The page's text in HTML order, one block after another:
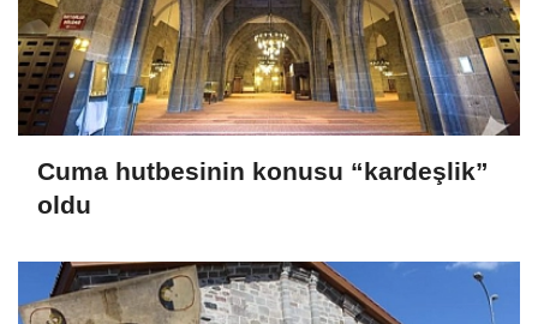
Cuma hutbesinin konusu “kardeşlik”
oldu